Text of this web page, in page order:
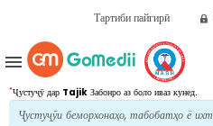
Тартиби пайгирӣ
*Ҷустуҷӯ дар Tajik Забонро аз боло иваз кунед.
menu